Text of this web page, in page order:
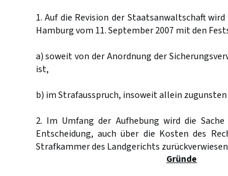
1. Auf die Revision der Staatsanwaltschaft
Hamburg vom 11. September 2007 mit den
a) soweit von der Anordnung der
ist,
b) im Strafausspruch, insoweit allein
2. Im Umfang der Aufhebung wird die
Entscheidung, auch über die Kosten des
Strafkammer des Landgerichts
Gründe